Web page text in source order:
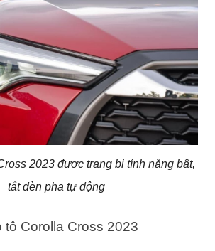
2023 được trang bị tính năng bật,
tắt đèn pha tự động
tô Corolla Cross 2023